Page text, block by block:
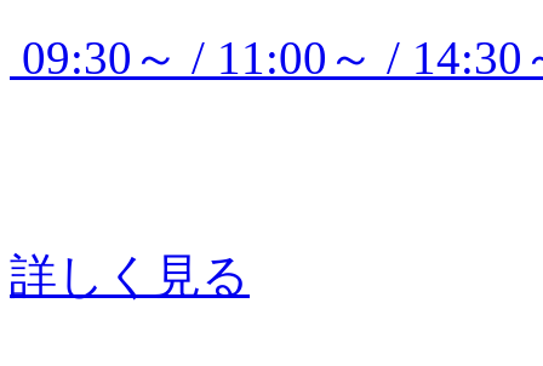
09:30～ / 11:00～ /
詳しく見る